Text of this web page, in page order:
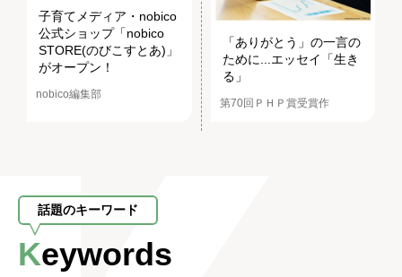
子育てメディア・nobico
公式ショップ「nobico
STORE(のびこすとあ)」
がオープン！
nobico編集部
「ありがとう」の一言の
ために...エッセイ「生き
る」
第70回ＰＨＰ賞受賞作
話題のキーワード
Keywords